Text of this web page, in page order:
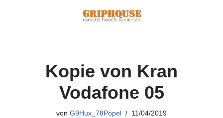
Kopie von Kran
Vodafone 05
von G9Hux_78Popel 11/04/2019